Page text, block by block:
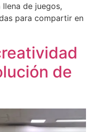
de juegos,
para compartir en
de